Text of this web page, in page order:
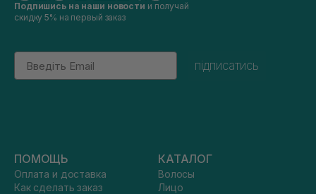
Подпишись на наши новости и получай
скидку 5% на первый заказ
Email
підписатись
ПОМОЩЬ
Оплата и доставка
Как сделать заказ
КАТАЛОГ
Волосы
Лицо